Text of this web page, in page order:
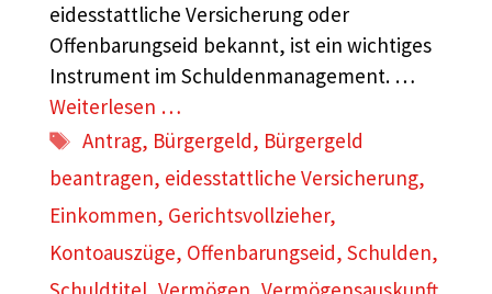
eidesstattliche Versicherung oder
Offenbarungseid bekannt, ist ein wichtiges
Instrument im Schuldenmanagement. …
Weiterlesen …
Schlagwörter
Antrag, Bürgergeld, Bürgergeld
beantragen, eidesstattliche Versicherung,
Einkommen, Gerichtsvollzieher,
Kontoauszüge, Offenbarungseid, Schulden,